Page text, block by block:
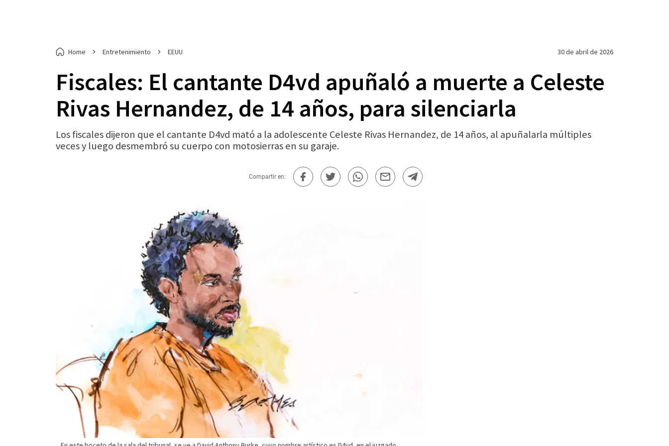
Home Entretenimiento EEUU 30 de abril de 2026
Fiscales: El cantante D4vd apuñaló a muerte a Celeste
Rivas Hernandez, de 14 años, para silenciarla
Los fiscales dijeron que el cantante D4vd mató a la adolescente Celeste Rivas Hernandez, de 14 años, al apuñalarla múltiples
veces y luego desmembró su cuerpo con motosierras en su garaje.
Compartir en: